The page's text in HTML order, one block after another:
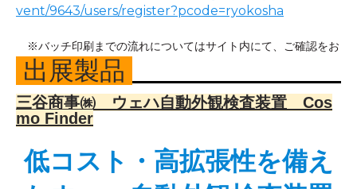
vent/9643/users/register?pcode=ryokosha
※バッチ印刷までの流れについてはサイト内にて、ご確認をお
願い致します。
出展製品
三谷商事㈱ ウェハ自動外観検査装置 Cos
mo Finder
低コスト・高拡張性を備え